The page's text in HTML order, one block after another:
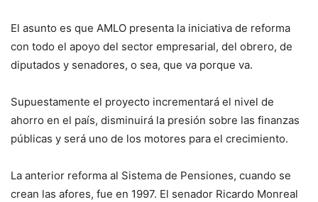
El asunto es que AMLO presenta la iniciativa de reforma
con todo el apoyo del sector empresarial, del obrero, de
diputados y senadores, o sea, que va porque va.
Supuestamente el proyecto incrementará el nivel de
ahorro en el país, disminuirá la presión sobre las finanzas
públicas y será uno de los motores para el crecimiento.
La anterior reforma al Sistema de Pensiones, cuando se
crean las afores, fue en 1997. El senador Ricardo Monreal